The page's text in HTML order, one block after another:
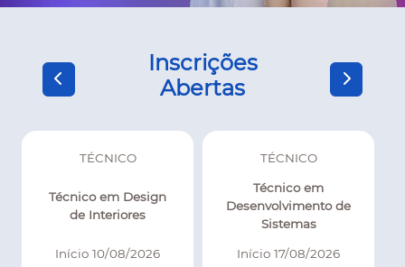
Inscrições
Abertas
TÉCNICO
Técnico em Design
de Interiores
Início 10/08/2026
TÉCNICO
Técnico em
Desenvolvimento de
Sistemas
Início 17/08/2026